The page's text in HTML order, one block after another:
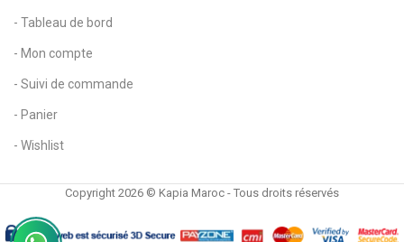
- Tableau de bord
- Mon compte
- Suivi de commande
- Panier
- Wishlist
Copyright 2026 © Kapia Maroc - Tous droits réservés
de